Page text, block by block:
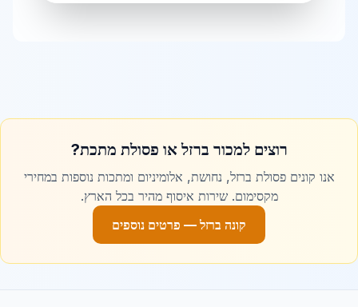
גן יבנה
סורגים לבניינים בגן יבנה
סורגים לבנייניםבדימונה
רוצים למכור ברזל או פסולת מתכת?
אנו קונים פסולת ברזל, נחושת, אלומיניום ומתכות נוספות במחירי
מקסימום. שירות איסוף מהיר בכל הארץ.
קונה ברזל — פרטים נוספים